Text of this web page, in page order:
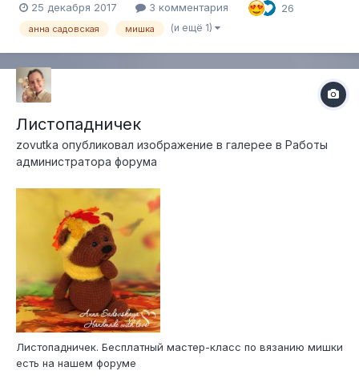
25 декабря 2017 3 комментария 26
анна садовская мишка (и ещё 1)
Листопадничек
zovutka опубликовал изображение в галерее в Работы
администратора форума
Листопадничек. Бесплатный мастер-класс по вязанию мишки
есть на нашем форуме